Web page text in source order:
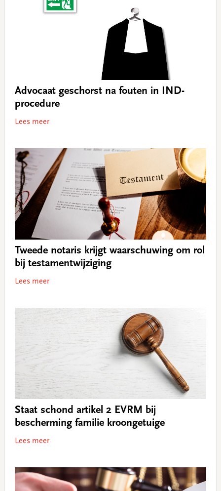
Advocaat geschorst na fouten in IND-
procedure
Lees meer
Tweede notaris krijgt waarschuwing om rol
bij testamentwijziging
Lees meer
Staat schond artikel 2 EVRM bij
bescherming familie kroongetuige
Lees meer